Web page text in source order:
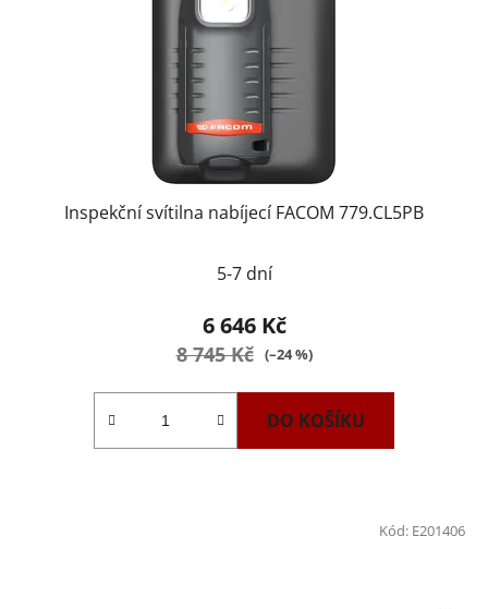
Inspekční svítilna nabíjecí FACOM 779.CL5PB
5-7 dní
6 646 Kč
8 745 Kč (–24 %)
DO KOŠÍKU
Kód: E201406